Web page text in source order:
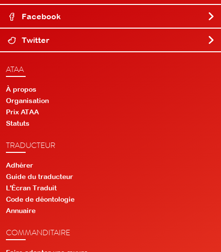
Facebook
Twitter
ATAA
À propos
Organisation
Prix ATAA
Statuts
TRADUCTEUR
Adhérer
Guide du traducteur
L'Écran Traduit
Code de déontologie
Annuaire
COMMANDITAIRE